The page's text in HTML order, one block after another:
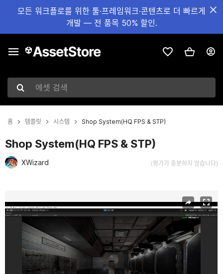
모든 워크플로를 위한 툴·프레임워크·콘텐츠로 더 빠르게
개발 — 전 품목 50% 할인.
에셋 검색
홈 템플릿 시스템 Shop System(HQ FPS & STP)
Shop System(HQ FPS & STP)
XWizard (평가가 충분하지 않습니다)